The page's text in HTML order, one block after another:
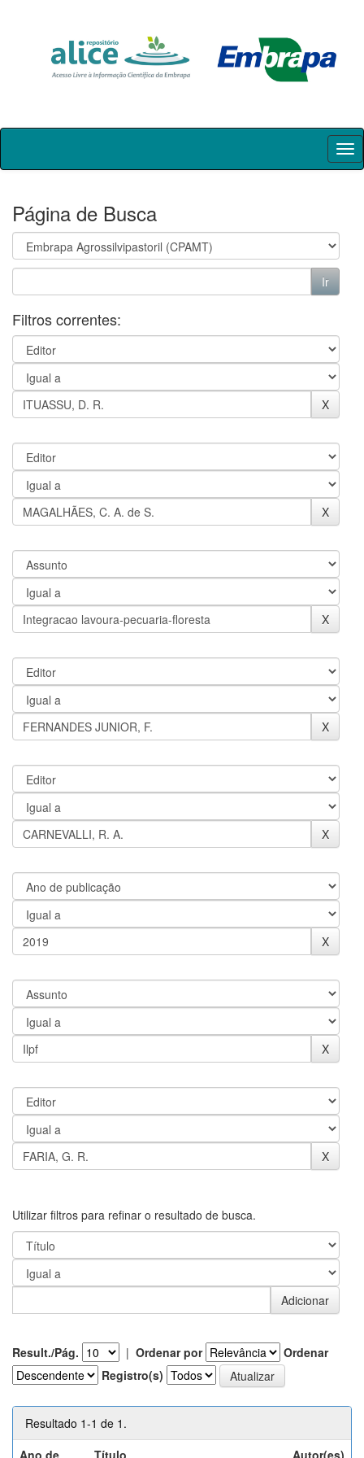
Skip
Página de Busca
Filtros correntes:
Utilizar filtros para refinar o resultado de busca.
Result./Pág. | Ordenar por
Ordenar
Registro(s)
Resultado 1-1 de 1.
Ano de
Título Autor(es)